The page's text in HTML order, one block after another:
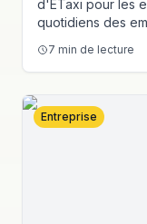
d'ETaxi pour les
quotidiens des
offrons des
besoins de
7 min de lecture
Entreprise